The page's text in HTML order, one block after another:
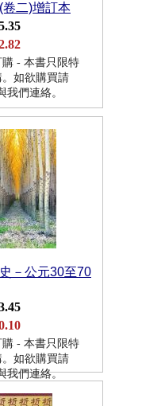
二)增訂本
- 本書只限特
。如欲購買請
我們連絡。
－公元30至70
- 本書只限特
。如欲購買請
我們連絡。